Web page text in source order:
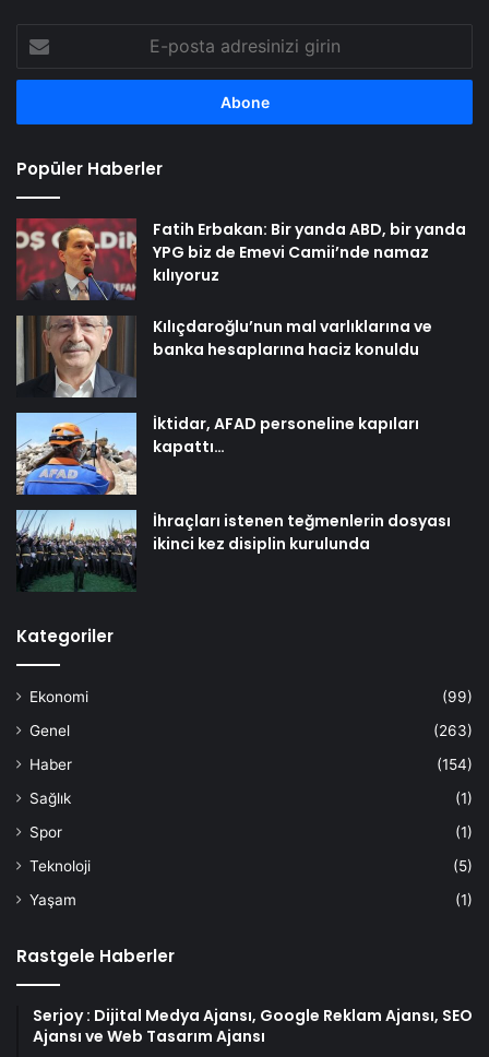
posta
adresinizi
Popüler Haberler
Fatih Erbakan: Bir yanda ABD, bir yanda
YPG biz de Emevi Camii’nde namaz
kılıyoruz
Kılıçdaroğlu’nun mal varlıklarına ve
banka hesaplarına haciz konuldu
İktidar, AFAD personeline kapıları
kapattı…
İhraçları istenen teğmenlerin dosyası
ikinci kez disiplin kurulunda
Kategoriler
Ekonomi
(99)
Genel
(263)
Haber
(154)
Sağlık
(1)
Spor
(1)
Teknoloji
(5)
Yaşam
(1)
Rastgele Haberler
Serjoy : Dijital Medya Ajansı, Google Reklam Ajansı, SEO
Ajansı ve Web Tasarım Ajansı